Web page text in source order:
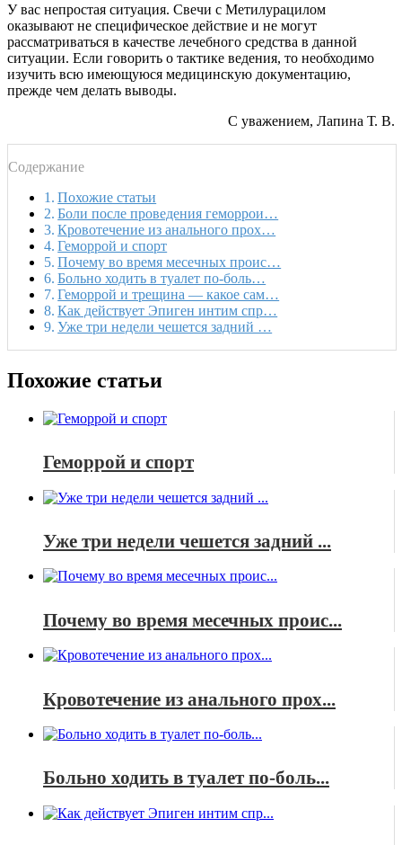
У вас непростая ситуация. Свечи с Метилурацилом
оказывают не специфическое действие и не могут
рассматриваться в качестве лечебного средства в данной
ситуации. Если говорить о тактике ведения, то необходимо
изучить всю имеющуюся медицинскую документацию,
прежде чем делать выводы.
С уважением, Лапина Т. В.
Содержание
Похожие статьи
Боли после проведения геморрои…
Кровотечение из анального прох…
Геморрой и спорт
Почему во время месечных проис…
Больно ходить в туалет по-боль…
Геморрой и трещина — какое сам…
Как действует Эпиген интим спр…
Уже три недели чешется задний …
Похожие статьи
Геморрой и спорт
Уже три недели чешется задний ...
Почему во время месечных проис...
Кровотечение из анального прох...
Больно ходить в туалет по-боль...